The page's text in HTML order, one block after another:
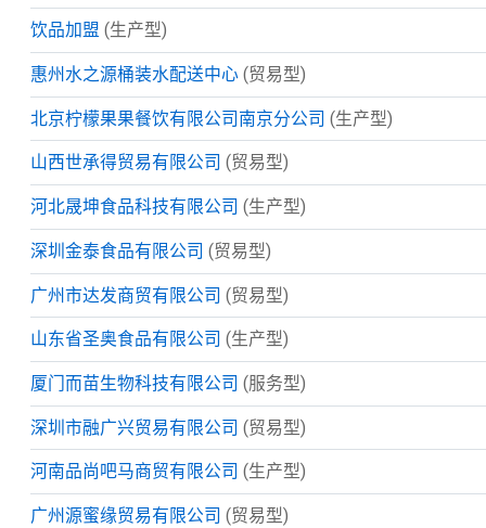
饮品加盟 (生产型)
惠州水之源桶装水配送中心 (贸易型)
北京柠檬果果餐饮有限公司南京分公司 (生产型)
山西世承得贸易有限公司 (贸易型)
河北晟坤食品科技有限公司 (生产型)
深圳金泰食品有限公司 (贸易型)
广州市达发商贸有限公司 (贸易型)
山东省圣奥食品有限公司 (生产型)
厦门而苗生物科技有限公司 (服务型)
深圳市融广兴贸易有限公司 (贸易型)
河南品尚吧马商贸有限公司 (生产型)
广州源蜜缘贸易有限公司 (贸易型)